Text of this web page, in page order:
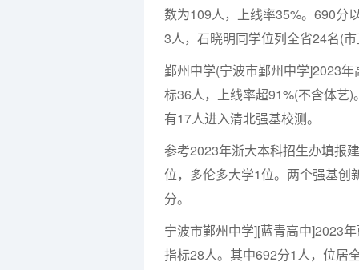
数为109人，上线率35%。690分
3人，石晓明同学位列全省24名(
鄞州中学(宁波市鄞州中学]2023
标36人，上线率超91%(不含体艺
有17人进入清北强基校测。
参考2023年浙大本科招生办填报
位，多伦多大学1位。两个强基创
分。
宁波市鄞州中学][蓝青高中]2023
指标28人。其中692分1人，位居